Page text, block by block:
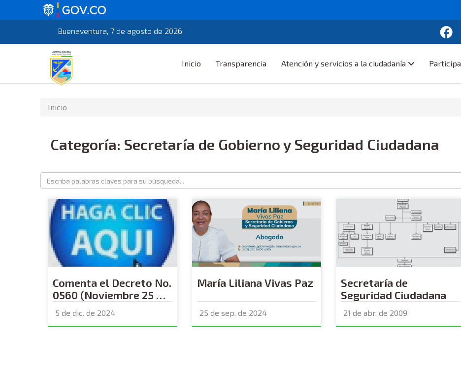
Buenaventura, 7 de agosto de 2026
Inicio Transparencia Atención y servicios a la ciudadanía Participa
Inicio
Categoría: Secretaría de Gobierno y Seguridad Ciudadana
Comenta el Decreto No.
0560 (Noviembre 25 de
5 de dic. de 2024
María Liliana Vivas Paz
25 de sep. de 2024
Secretaría de
Seguridad Ciudadana
21 de abr. de 2009